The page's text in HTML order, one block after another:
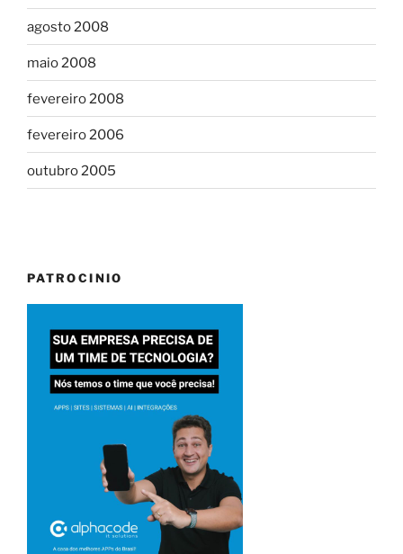
agosto 2008
maio 2008
fevereiro 2008
fevereiro 2006
outubro 2005
PATROCINIO